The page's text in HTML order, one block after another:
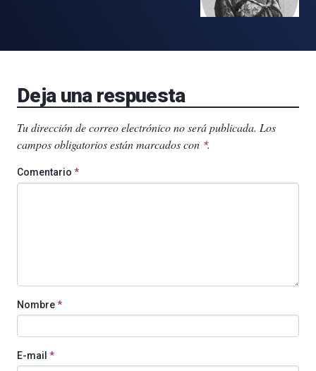
Deja una respuesta
Tu dirección de correo electrónico no será publicada. Los
campos obligatorios están marcados con *.
Comentario *
Nombre*
E-mail *